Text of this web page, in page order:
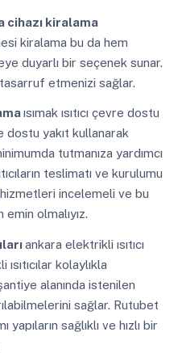
cihazı kiralama
kiralama bu da hem
duyarlı bir seçenek sunar.
etmenizi sağlar.
ısımak ısıtıcı çevre dostu
dostu yakıt kullanarak
tutmanıza yardımcı
teslimatı ve kurulumu
incelemeli ve bu
olmalıyız.
ankara elektrikli ısıtıcı
kolaylıkla
alanında istenilen
sağlar. Rutubet
sağlıklı ve hızlı bir